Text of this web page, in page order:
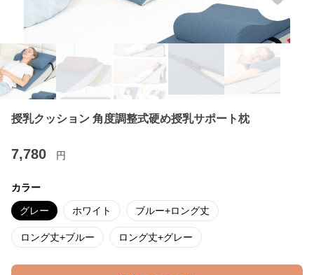
授乳クッション 角度調整式硬め授乳サポート枕
7,780 円
カラー
グレー ホワイト ブルー+ロング丈
ロング丈+ブルー ロング丈+グレー